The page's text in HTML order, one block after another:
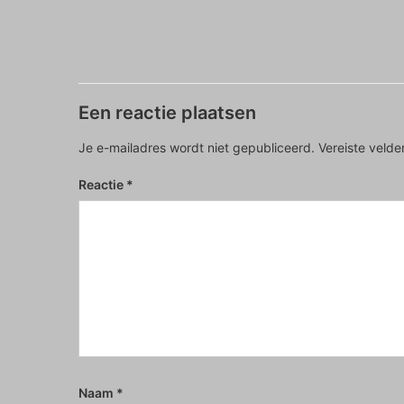
Een reactie plaatsen
Je e-mailadres wordt niet gepubliceerd. Vereiste
Reactie *
Naam *